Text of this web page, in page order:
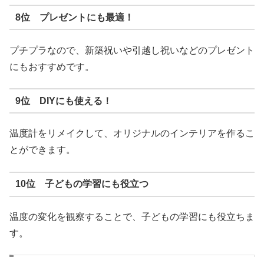
8位 プレゼントにも最適！
プチプラなので、新築祝いや引越し祝いなどのプレゼント
にもおすすめです。
9位 DIYにも使える！
温度計をリメイクして、オリジナルのインテリアを作るこ
とができます。
10位 子どもの学習にも役立つ
温度の変化を観察することで、子どもの学習にも役立ちま
す。